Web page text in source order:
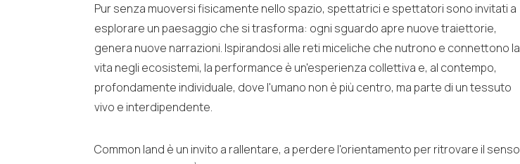
Pur senza muoversi fisicamente nello spazio, spettatrici e spettatori sono invitati a
esplorare un paesaggio che si trasforma: ogni sguardo apre nuove traiettorie,
genera nuove narrazioni. Ispirandosi alle reti miceliche che nutrono e connettono la
vita negli ecosistemi, la performance è un'esperienza collettiva e, al contempo,
profondamente individuale, dove l'umano non è più centro, ma parte di un tessuto
vivo e interdipendente.
Common land è un invito a rallentare, a perdere l'orientamento per ritrovare il senso